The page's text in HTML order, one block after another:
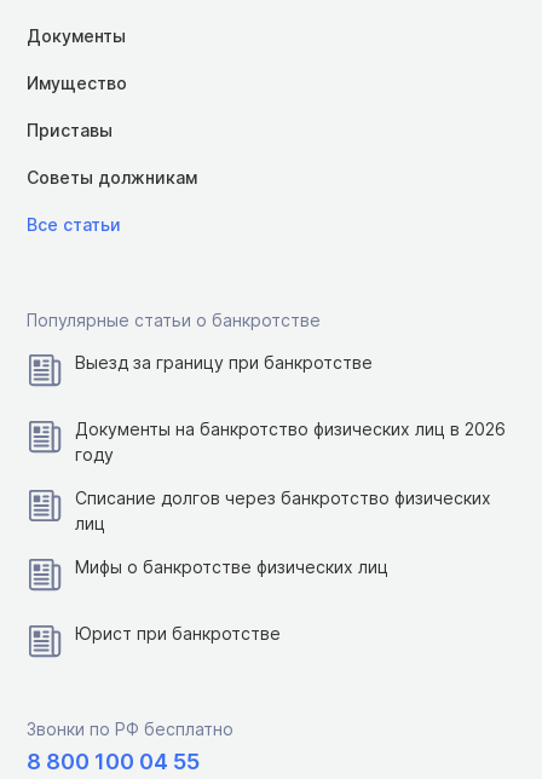
Документы
Имущество
Приставы
Советы должникам
Все статьи
Популярные статьи о банкротстве
Выезд за границу при банкротстве
Документы на банкротство физических лиц в 2026
году
Списание долгов через банкротство физических
лиц
Мифы о банкротстве физических лиц
Юрист при банкротстве
Звонки по РФ бесплатно
8 800 100 04 55